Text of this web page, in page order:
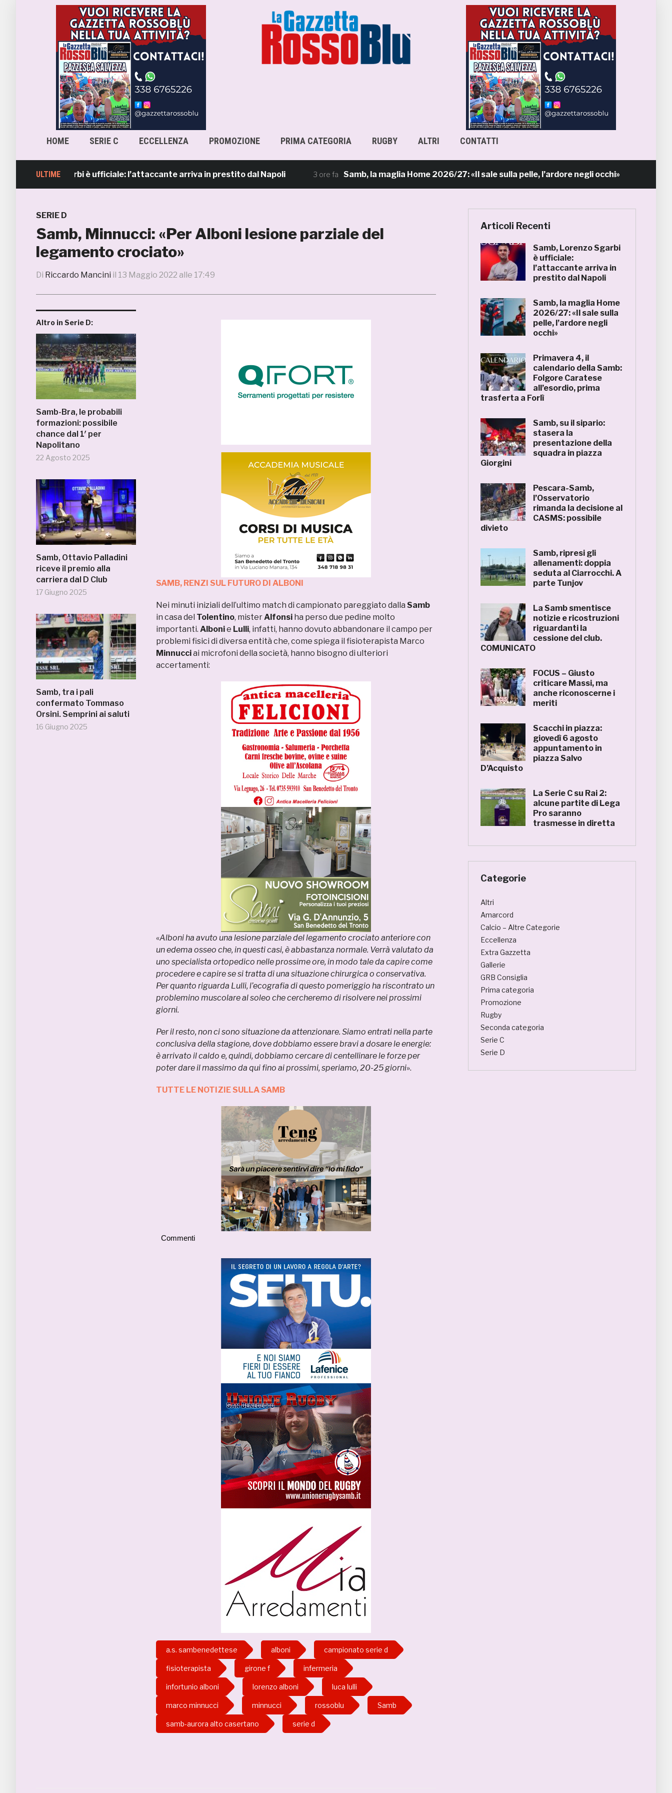
HOME SERIE C ECCELLENZA PROMOZIONE PRIMA CATEGORIA RUGBY ALTRI CONTATTI
ULTIME
Sgarbi è ufficiale: l’attaccante arriva in prestito dal Napoli Samb, la maglia Home 2026/27: «Il sale sulla pelle, l’ardore negli occhi»
SERIE D
Samb, Minnucci: «Per Alboni lesione parziale del
legamento crociato»
Di Riccardo Mancini il 13 Maggio 2022 alle 17:49
Altro in Serie D:
Samb-Bra, le probabili
formazioni: possibile
chance dal 1′ per
Napolitano
22 Agosto 2025
Samb, Ottavio Palladini
riceve il premio alla
carriera dal D Club
17 Giugno 2025
Samb, tra i pali
confermato Tommaso
Orsini. Semprini ai saluti
16 Giugno 2025
SAMB, RENZI SUL FUTURO DI ALBONI
Nei minuti iniziali dell’ultimo match di campionato pareggiato dalla Samb
in casa del Tolentino, misterAlfonsi ha perso due pedine molto
importanti. Albonie Lulli, infatti, hanno dovuto abbandonare il campo per
problemi fisici di diversa entità che, come spiega il fisioterapista Marco
Minnucciai microfoni della società, hanno bisogno di ulteriori
accertamenti:
«Alboni ha avuto una lesione parziale del legamento crociato anteriore con
un edema osseo che, in questi casi, è abbastanza normale. Verrà valutato da
uno specialista ortopedico nelle prossime ore, in modo tale da capire come
procedere e capire se si tratta di una situazione chirurgica o conservativa.
Per quanto riguarda Lulli, l’ecografia di questo pomeriggio ha riscontrato un
problemino muscolare al soleo che cercheremo di risolvere nei prossimi
giorni.
Per il resto, non ci sono situazione da attenzionare. Siamo entrati nella parte
conclusiva della stagione, dove dobbiamo essere bravi a dosare le energie:
è arrivato il caldo e, quindi, dobbiamo cercare di centellinare le forze per
poter dare il massimo da qui fino ai prossimi, speriamo, 20-25 giorni».
TUTTE LE NOTIZIE SULLA SAMB
Commenti
a.s. sambenedettese alboni campionato serie d
fisioterapista girone f infermeria
infortunio alboni lorenzo alboni luca lulli
marco minnucci minnucci rossoblu Samb
samb-aurora alto casertano serie d
Articoli Recenti
Samb, Lorenzo Sgarbi
è ufficiale:
l’attaccante arriva in
prestito dal Napoli
Samb, la maglia Home
2026/27: «Il sale sulla
pelle, l’ardore negli
occhi»
Primavera 4, il
calendario della Samb:
Folgore Caratese
all’esordio, prima
trasferta a Forlì
Samb, su il sipario:
stasera la
presentazione della
squadra in piazza
Giorgini
Pescara-Samb,
l’Osservatorio
rimanda la decisione al
CASMS: possibile
divieto
Samb, ripresi gli
allenamenti: doppia
seduta al Ciarrocchi. A
parte Tunjov
La Samb smentisce
notizie e ricostruzioni
riguardanti la
cessione del club.
COMUNICATO
FOCUS – Giusto
criticare Massi, ma
anche riconoscerne i
meriti
Scacchi in piazza:
giovedì 6 agosto
appuntamento in
piazza Salvo
D’Acquisto
La Serie C su Rai 2:
alcune partite di Lega
Pro saranno
trasmesse in diretta
Categorie
Altri
Amarcord
Calcio – Altre Categorie
Eccellenza
Extra Gazzetta
Gallerie
GRB Consiglia
Prima categoria
Promozione
Rugby
Seconda categoria
Serie C
Serie D